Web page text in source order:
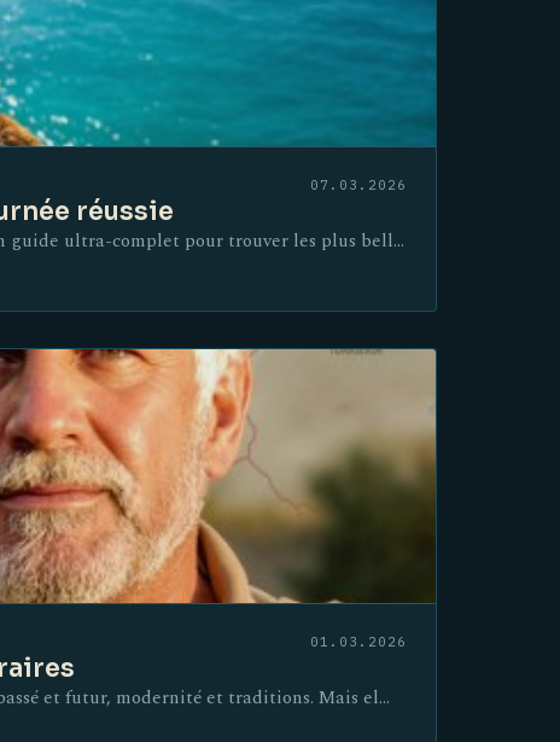
07.03.2026
réussie
guide ultra-complet pour trouver les plus bell…
01.03.2026
et futur, modernité et traditions. Mais el…